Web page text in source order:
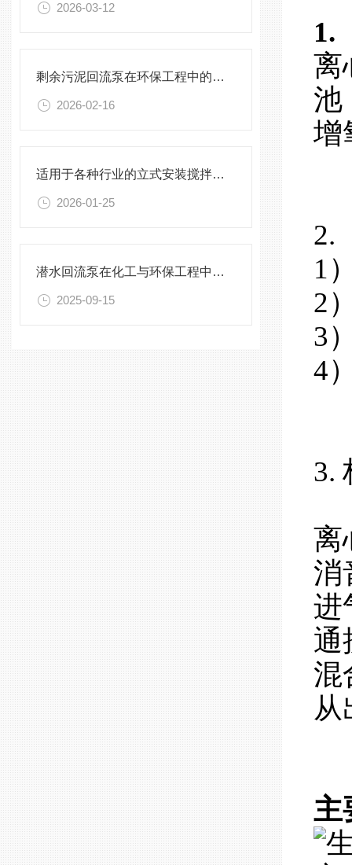
2026-03-12
剩余污泥回流泵在环保工程中的应用前景
2026-02-16
适用于各种行业的立式安装搅拌机选型指南
2026-01-25
潜水回流泵在化工与环保工程中的关键作用
2025-09-15
1.
离
池
增
2.
1
2
3
4
3.
离
消
进
通
混
从
主